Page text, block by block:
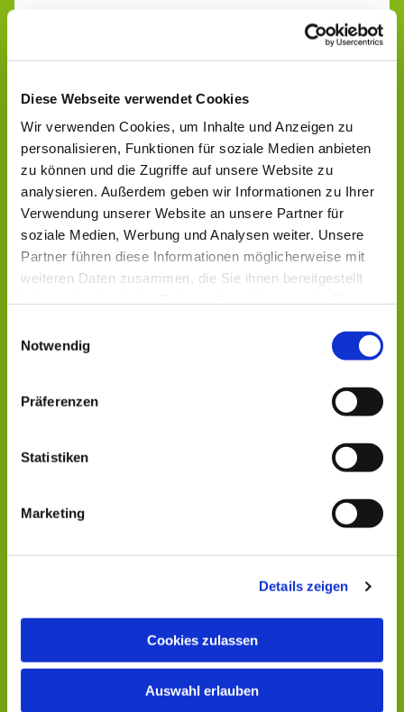
Diese Webseite verwendet Cookies
Wir verwenden Cookies, um Inhalte und Anzeigen zu
personalisieren, Funktionen für soziale Medien anbieten
zu können und die Zugriffe auf unsere Website zu
analysieren. Außerdem geben wir Informationen zu Ihrer
Verwendung unserer Website an unsere Partner für
soziale Medien, Werbung und Analysen weiter. Unsere
Partner führen diese Informationen möglicherweise mit
weiteren Daten zusammen, die Sie ihnen bereitgestellt
Notwendig
Präferenzen
Statistiken
Marketing
Details zeigen
Cookies zulassen
Auswahl erlauben